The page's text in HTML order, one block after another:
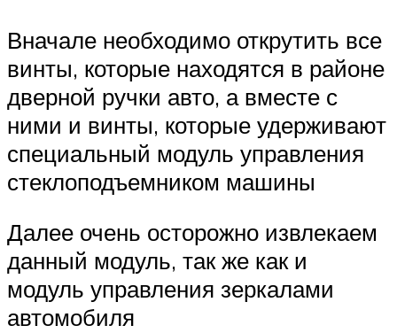
Вначале необходимо открутить все
винты, которые находятся в районе
дверной ручки авто, а вместе с
ними и винты, которые удерживают
специальный модуль управления
стеклоподъемником машины
Далее очень осторожно извлекаем
данный модуль, так же как и
модуль управления зеркалами
автомобиля